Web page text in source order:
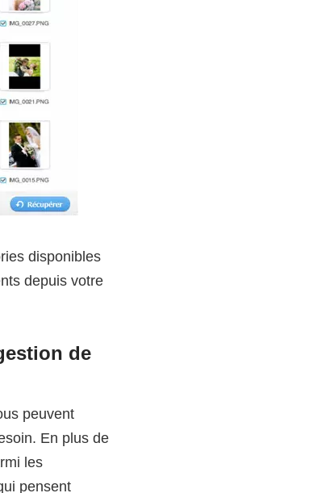
disponibles
depuis votre
de
peuvent
En plus de
les
pensent